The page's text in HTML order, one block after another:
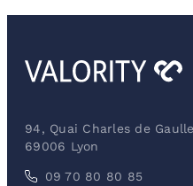
94, Quai Charles de Gaulle
69006 Lyon
09 70 80 80 85